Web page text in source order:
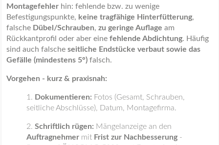
Montagefehler hin: fehlende bzw. zu wenige
Befestigungspunkte, keine tragfähige Hinterfütterung,
falsche Dübel/Schrauben, zu geringe Auflage am
Rückkantprofil oder aber eine fehlende Abdichtung. Häufig
sind auch falsche seitliche Endstücke verbaut sowie das
Gefälle (mindestens 5°) falsch.
Vorgehen - kurz & praxisnah:
Dokumentieren: Fotos (Gesamt, Schrauben,
seitliche Abschlüsse), Datum, Montagefirma.
Schriftlich rügen: Mängelanzeige an den
Auftragnehmer mit Frist zur Nachbesserung -